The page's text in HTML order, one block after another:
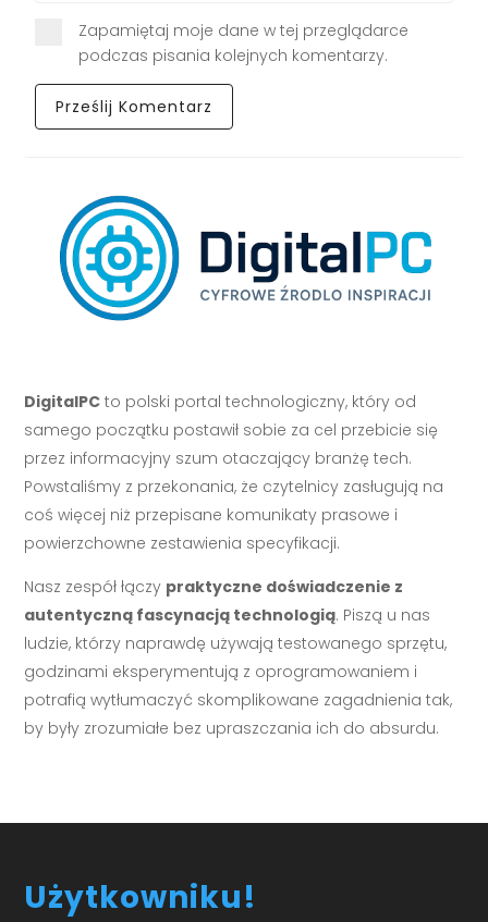
Zapamiętaj moje dane w tej przeglądarce
podczas pisania kolejnych komentarzy.
DigitalPC to polski portal technologiczny, który od
samego początku postawił sobie za cel przebicie się
przez informacyjny szum otaczający branżę tech.
Powstaliśmy z przekonania, że czytelnicy zasługują na
coś więcej niż przepisane komunikaty prasowe i
powierzchowne zestawienia specyfikacji.
Nasz zespół łączy praktyczne doświadczenie z
autentyczną fascynacją technologią. Piszą u nas
ludzie, którzy naprawdę używają testowanego sprzętu,
godzinami eksperymentują z oprogramowaniem i
potrafią wytłumaczyć skomplikowane zagadnienia tak,
by były zrozumiałe bez upraszczania ich do absurdu.
Użytkowniku!